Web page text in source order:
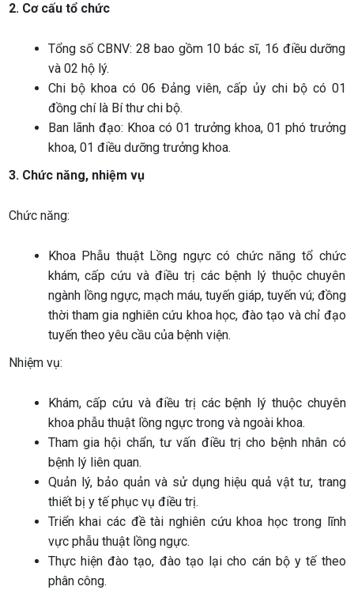
2. Cơ cấu tổ chức
Tổng số CBNV: 28 bao gồm 10 bác sĩ, 16 điều dưỡng
và 02 hộ lý.
Chi bộ khoa có 06 Đảng viên, cấp ủy chi bộ có 01
đồng chí là Bí thư chi bộ.
Ban lãnh đạo: Khoa có 01 trưởng khoa, 01 phó trưởng
khoa, 01 điều dưỡng trưởng khoa.
3. Chức năng, nhiệm vụ
Chức năng:
Khoa Phẫu thuật Lồng ngực có chức năng tổ chức
khám, cấp cứu và điều trị các bệnh lý thuộc chuyên
ngành lồng ngực, mạch máu, tuyến giáp, tuyến vú; đồng
thời tham gia nghiên cứu khoa học, đào tạo và chỉ đạo
tuyến theo yêu cầu của bệnh viện.
Nhiệm vụ:
Khám, cấp cứu và điều trị các bệnh lý thuộc chuyên
khoa phẫu thuật lồng ngực trong và ngoài khoa.
Tham gia hội chẩn, tư vấn điều trị cho bệnh nhân có
bệnh lý liên quan.
Quản lý, bảo quản và sử dụng hiệu quả vật tư, trang
thiết bị y tế phục vụ điều trị.
Triển khai các đề tài nghiên cứu khoa học trong lĩnh
vực phẫu thuật lồng ngực.
Thực hiện đào tạo, đào tạo lại cho cán bộ y tế theo
phân công.